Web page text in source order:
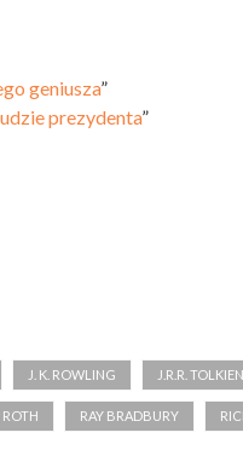
geniusza”
prezydenta”
J. K. ROWLING J.R.R. TOLKIEN
ROTH RAY BRADBURY